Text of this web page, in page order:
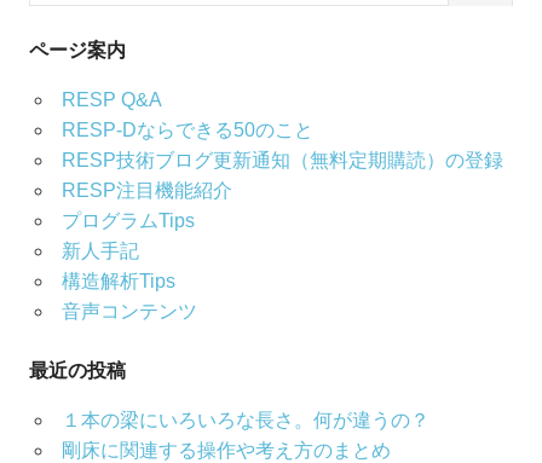
ページ案内
RESP Q&A
RESP-Dならできる50のこと
RESP技術ブログ更新通知（無料定期購読）の登録
RESP注目機能紹介
プログラムTips
新人手記
構造解析Tips
音声コンテンツ
最近の投稿
１本の梁にいろいろな長さ。何が違うの？
剛床に関連する操作や考え方のまとめ